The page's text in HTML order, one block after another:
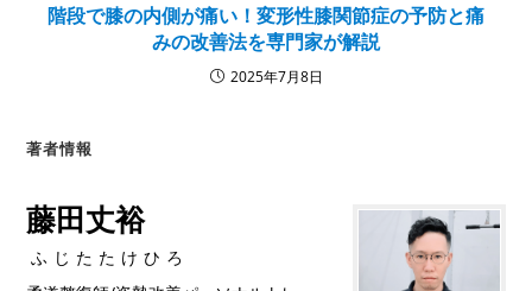
階段で膝の内側が痛い！変形性膝関節症の予防と痛
みの改善法を専門家が解説
2025年7月8日
著者情報
藤田丈裕
ふじたたけひろ